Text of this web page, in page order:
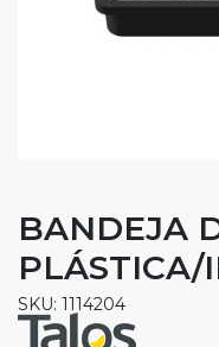
BANDEJA
PLÁSTICA/
SKU: 1114204